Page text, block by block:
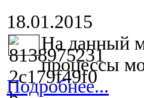
18.01.2015
На данный
процессы
Подробнее...